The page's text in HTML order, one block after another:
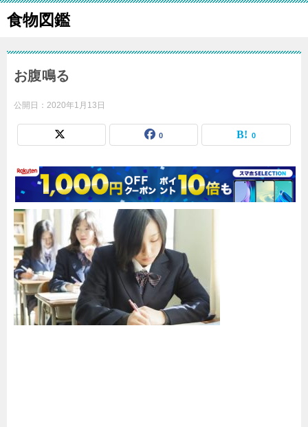
食物図鑑
お腹鳴る
公開日： 2020年1月13日
0 0